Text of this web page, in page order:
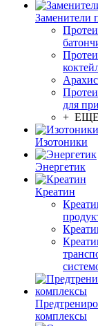
Заменители
для
+ ЕЩЕ
Изотоники
Энергетик
Креатин
комплексы